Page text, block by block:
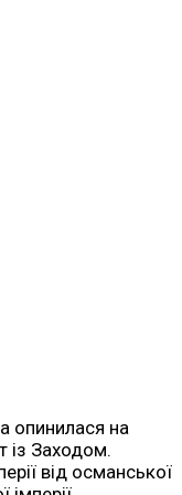
опинилася на
із Заходом.
від османської